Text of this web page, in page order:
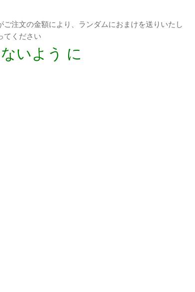
注文の金額により、ランダムにおまけを送りいたし
てください
いよう に